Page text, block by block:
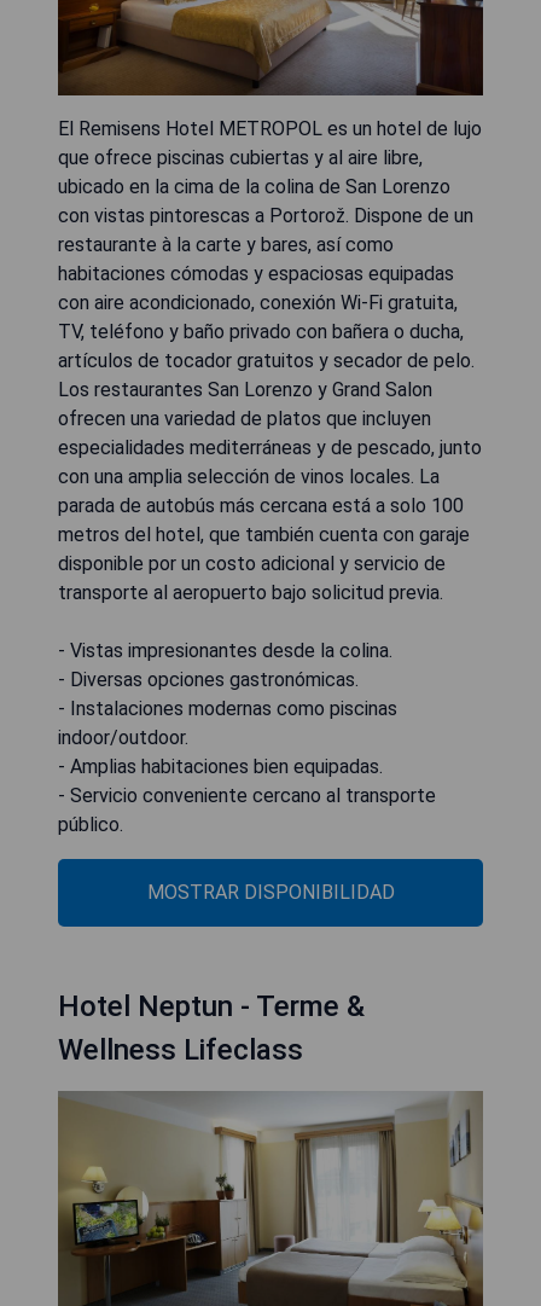
El Remisens Hotel METROPOL es un hotel de lujo
que ofrece piscinas cubiertas y al aire libre,
ubicado en la cima de la colina de San Lorenzo
con vistas pintorescas a Portorož. Dispone de un
restaurante à la carte y bares, así como
habitaciones cómodas y espaciosas equipadas
con aire acondicionado, conexión Wi-Fi gratuita,
TV, teléfono y baño privado con bañera o ducha,
artículos de tocador gratuitos y secador de pelo.
Los restaurantes San Lorenzo y Grand Salon
ofrecen una variedad de platos que incluyen
especialidades mediterráneas y de pescado, junto
con una amplia selección de vinos locales. La
parada de autobús más cercana está a solo 100
metros del hotel, que también cuenta con garaje
disponible por un costo adicional y servicio de
transporte al aeropuerto bajo solicitud previa.
- Vistas impresionantes desde la colina.
- Diversas opciones gastronómicas.
- Instalaciones modernas como piscinas
indoor/outdoor.
- Amplias habitaciones bien equipadas.
- Servicio conveniente cercano al transporte
público.
MOSTRAR DISPONIBILIDAD
Hotel Neptun - Terme &
Wellness Lifeclass